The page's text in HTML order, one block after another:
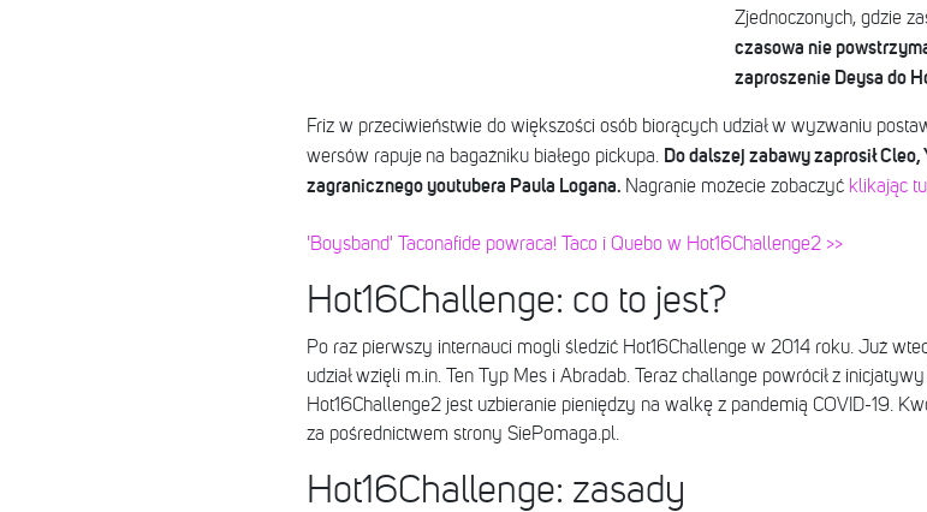
Zjednoczonych, gdzie
czasowa nie
zaproszenie Deysa do
Friz w przeciwieństwie do większości osób biorących udział w wyzwaniu
wersów rapuje na bagażniku białego pickupa. Do dalszej zabawy zaprosił
zagranicznego youtubera Paula Logana. Nagranie możecie zobaczyć klikając
'Boysband' Taconafide powraca! Taco i Quebo w Hot16Challenge2 >>
Hot16Challenge: co to jest?
Po raz pierwszy internauci mogli śledzić Hot16Challenge w 2014 roku. Już
udział wzięli m.in. Ten Typ Mes i Abradab. Teraz challange powrócił z
Hot16Challenge2 jest uzbieranie pieniędzy na walkę z pandemią COVID-19.
za pośrednictwem strony SiePomaga.pl.
Hot16Challenge: zasady